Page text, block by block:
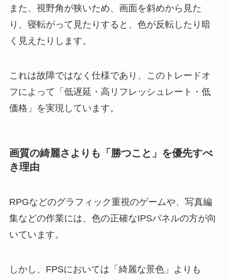
また、視野角が狭いため、画面を斜めから見た
り、寝転がって見たりすると、色が反転したり暗
く見えたりします。
これは故障ではなく仕様であり、このトレードオ
フによって「低遅延・高リフレッシュレート・低
価格」を実現しています。
画質の綺麗さよりも「勝つこと」を優先すべ
き理由
RPGなどのグラフィック重視のゲームや、写真編
集などの作業には、色の正確なIPSパネルの方が向
いています。
しかし、FPSにおいては「綺麗な景色」よりも